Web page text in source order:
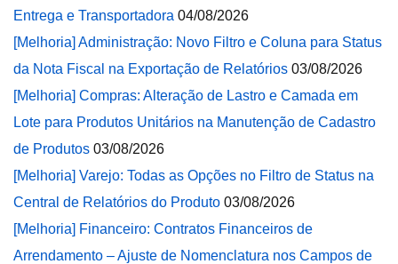
Entrega e Transportadora 04/08/2026
[Melhoria] Administração: Novo Filtro e Coluna para Status
da Nota Fiscal na Exportação de Relatórios 03/08/2026
[Melhoria] Compras: Alteração de Lastro e Camada em
Lote para Produtos Unitários na Manutenção de Cadastro
de Produtos 03/08/2026
[Melhoria] Varejo: Todas as Opções no Filtro de Status na
Central de Relatórios do Produto 03/08/2026
[Melhoria] Financeiro: Contratos Financeiros de
Arrendamento – Ajuste de Nomenclatura nos Campos de